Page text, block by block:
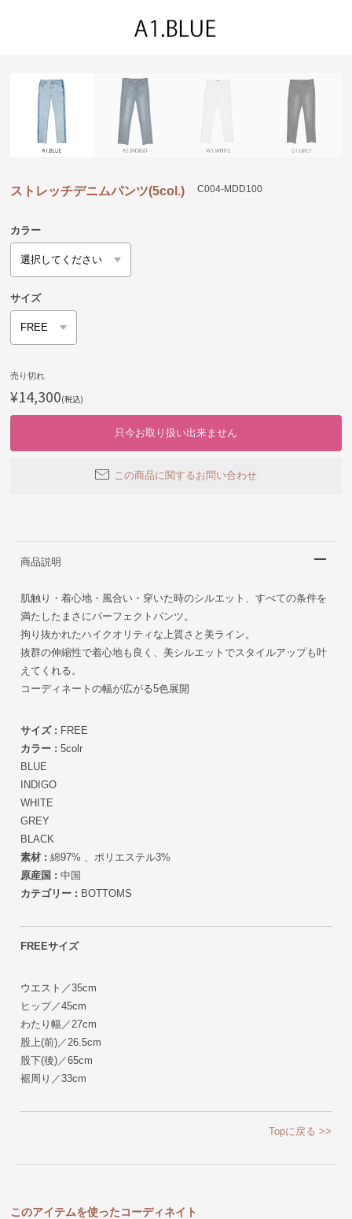
ストレッチデニムパンツ(5col.) C004-MDD100
カラー
サイズ
売り切れ
¥14,300(税込)
只今お取り扱い出来ません
この商品に関するお問い合わせ
商品説明
肌触り・着心地・風合い・穿いた時のシルエット、すべての条件を
満たしたまさにパーフェクトパンツ。
拘り抜かれたハイクオリティな上質さと美ライン。
抜群の伸縮性で着心地も良く、美シルエットでスタイルアップも叶
えてくれる。
コーディネートの幅が広がる5色展開
サイズ : FREE
カラー : 5colr
BLUE
INDIGO
WHITE
GREY
BLACK
素材 : 綿97% 、ポリエステル3%
原産国 : 中国
カテゴリー : BOTTOMS
FREEサイズ
ウエスト／35cm
ヒップ／45cm
わたり幅／27cm
股上(前)／26.5cm
股下(後)／65cm
裾周り／33cm
Topに戻る >>
このアイテムを使ったコーディネイト